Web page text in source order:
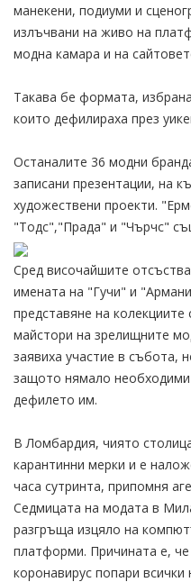
манекени, подиуми и
излъчвани на живо на
модна камара и на
Такава бе формата,
които дефилираха през
Останалите 36 модни
записани презентации, на
художествени проекти.
"Тодс","Прада" и "Чърчс"
Сред височайшите
имената на "Гучи" и
представяне на
майстори на зрелищните
заявиха участие в събота,
защото нямало
дефилето им.
В Ломбардия, чиято
карантинни мерки и е
часа сутринта, припомня
Седмицата на модата в
разгръща изцяло на
платформи. Причината е,
коронавирус попари